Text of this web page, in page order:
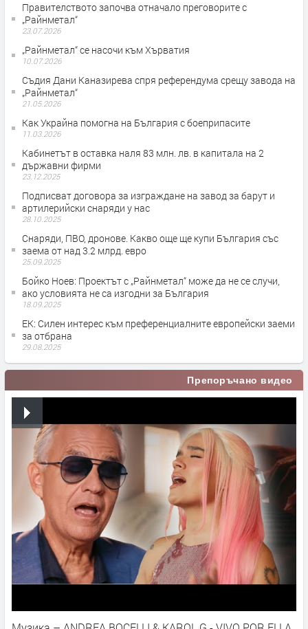
Правителството започва отначало преговорите с
„Райнметал“
23.07.2026
„Райнметал“ се насочи към Хърватия
10.07.2026
Съдия Дани Каназирева спря референдума срещу завода на
„Райнметал“
21.05.2026
Как Украйна помогна на България с боеприпасите
11.03.2026
Кабинетът в оставка наля 83 млн. лв. в капитала на 2
държавни фирми
23.12.2025
Подписват договора за изграждане на завод за барут и
артилерийски снаряди у нас
28.10.2025
Снаряди, ПВО, дронове. Какво още ще купи България със
заема от над 3.2 млрд. евро
25.09.2025
Бойко Ноев: Проектът с „Райнметал“ може да не се случи,
ако условията не са изгодни за България
18.09.2025
ЕК: Силен интерес към преференциалните европейски заеми
за отбрана
29.08.2025
Препоръчано видео